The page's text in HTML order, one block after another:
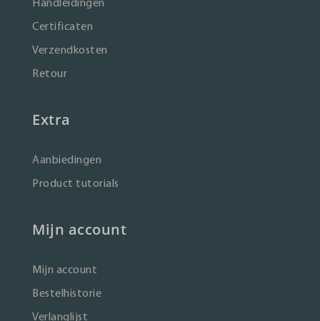
Certificaten
Verzendkosten
Retour
Extra
Aanbiedingen
Product tutorials
Mijn account
Mijn account
Bestelhistorie
Verlanglijst